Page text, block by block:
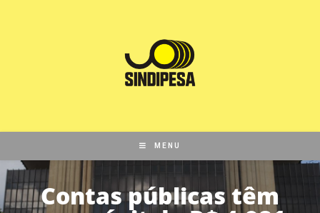
MENU
Contas públicas têm